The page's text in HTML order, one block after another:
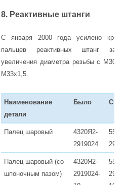
8. Реактивные штанги
С января 2000 года усилено
пальцев реактивных штанг за
увеличения диаметра резьбы с
М33х1,5.
Наименование
детали
Было
Палец шаровый
4320Я2-
2919024
Палец шаровый (со
шпоночным пазом)
4320Я2-
2919024-